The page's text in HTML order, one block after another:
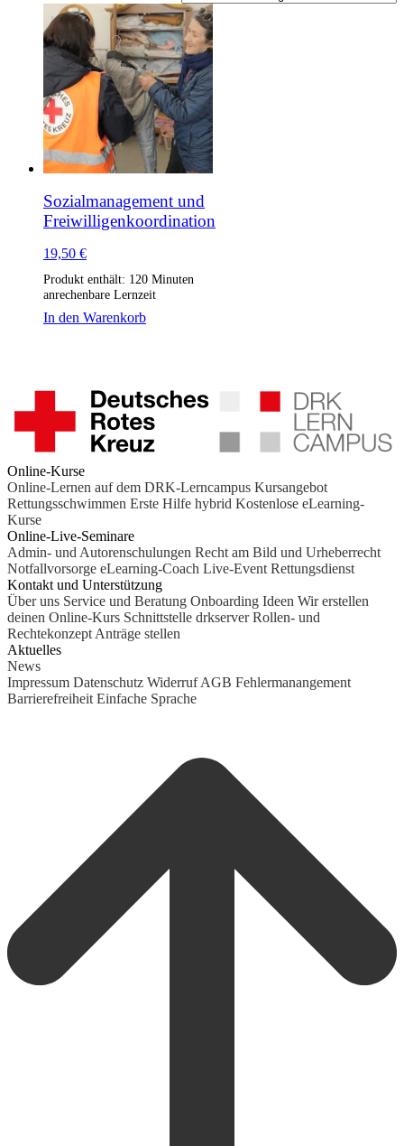
Sozialmanagement und
Freiwilligenkoordination
19,50 €
Produkt enthält: 120 Minuten
anrechenbare Lernzeit
In den Warenkorb
Online-Kurse
Online-Lernen auf dem DRK-Lerncampus Kursangebot
Rettungsschwimmen Erste Hilfe hybrid Kostenlose eLearning-
Kurse
Online-Live-Seminare
Admin- und Autorenschulungen Recht am Bild und Urheberrecht
Notfallvorsorge eLearning-Coach Live-Event Rettungsdienst
Kontakt und Unterstützung
Über uns Service und Beratung Onboarding Ideen Wir erstellen
deinen Online-Kurs Schnittstelle drkserver Rollen- und
Rechtekonzept Anträge stellen
Aktuelles
News
Impressum Datenschutz Widerruf AGB Fehlermanangement
Barrierefreiheit Einfache Sprache